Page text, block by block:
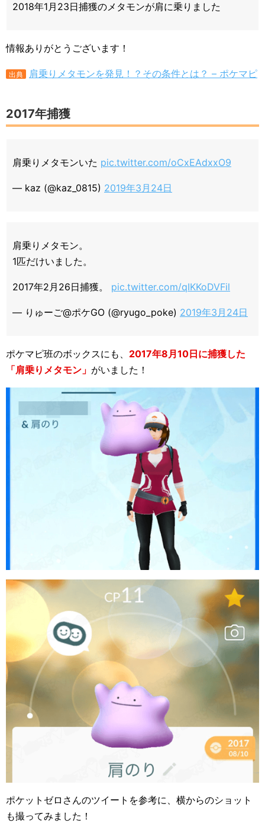
2018年1月23日捕獲のメタモンが肩に乗りました
情報ありがとうございます！
出典 肩乗りメタモンを発見！？その条件とは？ – ポケマピ
2017年捕獲
肩乗りメタモンいた pic.twitter.com/oCxEAdxxO9
— kaz (@kaz_0815) 2019年3月24日
肩乗りメタモン。
1匹だけいました。
2017年2月26日捕獲。 pic.twitter.com/qIKKoDVFil
— りゅーご@ポケGO (@ryugo_poke) 2019年3月24日
ポケマピ班のボックスにも、 2017年8月10日に捕獲した
「肩乗りメタモン」 がいました！
ポケットゼロさんのツイートを参考に、横からのショット
も撮ってみました！